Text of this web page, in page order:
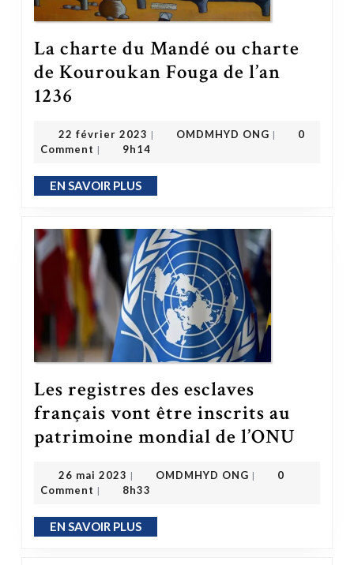
La charte du Mandé ou charte
de Kouroukan Fouga de l’an
1236
22 février 2023 22 février 2023
| OMDMHYD ONG |
0
Comment | 9h14
EN SAVOIR PLUSEN SAVOIR PLUS
Les registres des esclaves
français vont être inscrits au
patrimoine mondial de l’ONU
26 mai 2023 26 mai 2023
| OMDMHYD ONG |
0
Comment | 8h33
EN SAVOIR PLUSEN SAVOIR PLUS